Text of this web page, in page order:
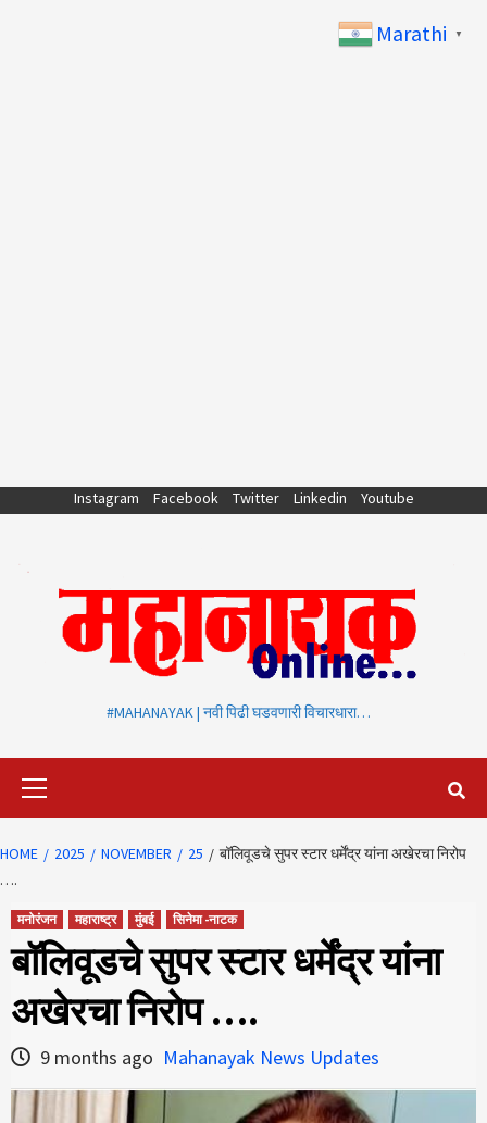
Instagram Facebook Twitter Linkedin Youtube
#MAHANAYAK | नवी पिढी घडवणारी विचारधारा…
HOME 2025 NOVEMBER 25
बॉलिवूडचे सुपर स्टार धर्मेंद्र यांना अखेरचा निरोप
….
मनोरंजन महाराष्ट्र मुंबई सिनेमा -नाटक
बॉलिवूडचे सुपर स्टार धर्मेंद्र यांना
अखेरचा निरोप ….
9 months ago Mahanayak News Updates
Marathi ▼